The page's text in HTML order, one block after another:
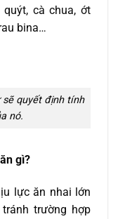
cà chua, ớt
bina…
sẽ quyết định tính
nó.
gì?
lực ăn nhai lớn
trường hợp